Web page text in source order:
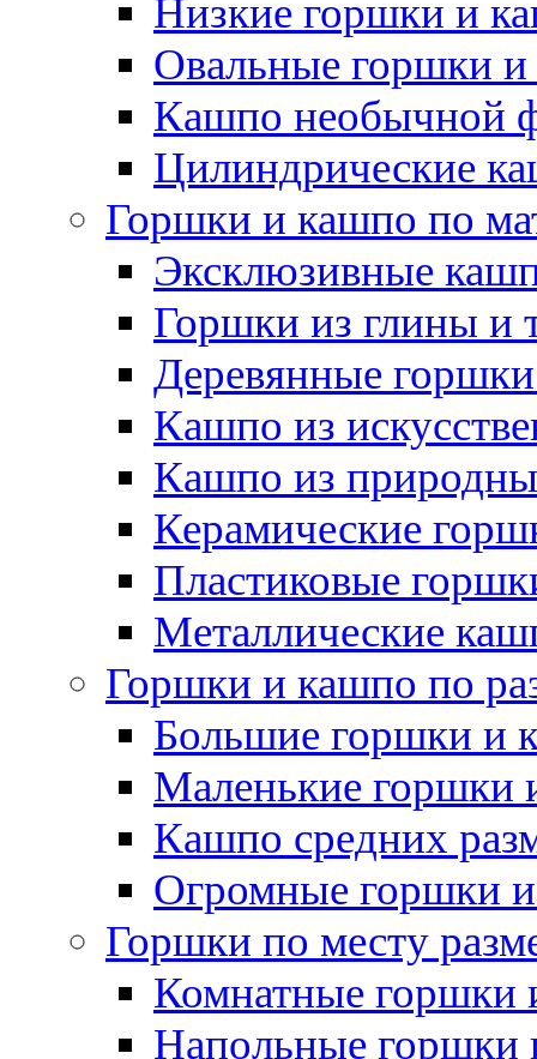
Низкие горшки и
Овальные горшки
Кашпо необычной
Цилиндрические
Горшки и кашпо по
Эксклюзивные
Горшки из глины и
Деревянные
Кашпо из
Кашпо из
Керамические
Пластиковые
Металлические
Горшки и кашпо по
Большие горшки и
Маленькие горшки
Кашпо средних
Огромные горшки
Горшки по месту
Комнатные горшки
Напольные горшки